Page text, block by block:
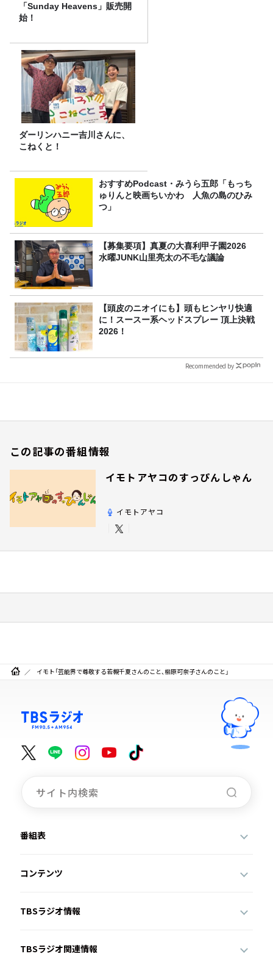
「Sunday Heavens」販売開
始！
ダーリンハニー吉川さんに、
こねくと！
おすすめPodcast・みうら五郎「もっち
ゅりんと映画ちいかわ 人魚の島のひみ
つ」
【募集要項】真夏の大喜利甲子園2026
水曜JUNK山里亮太の不毛な議論
【頭皮のニオイにも】頭もヒンヤリ快適
に！スースー系ヘッドスプレー 頂上決戦
2026！
Recommended by
この記事の番組情報
イモトアヤコのすっぴんしゃん
イモトアヤコ
イモト「芸能界で尊敬する若槻千夏さんのこと、柳原可奈子さんのこと」
番組表
コンテンツ
TBSラジオ情報
TBSラジオ関連情報